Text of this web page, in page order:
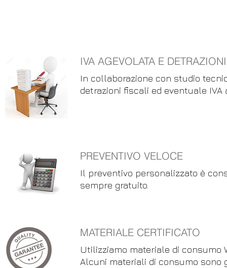
IVA AGEVOLATA E
In collaborazione con studio
detrazioni fiscali ed eventuale IVA
PREVENTIVO VELOCE
Il preventivo personalizzato è
sempre gratuito.
MATERIALE CERTIFICATO
Utilizziamo materiale di consumo
Alcuni materiali di consumo sono